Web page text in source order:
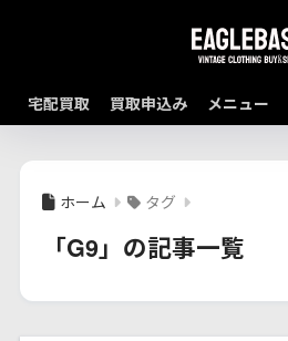
宅配買取 買取申込み メニュー
ホーム タグ
「G9」の記事一覧